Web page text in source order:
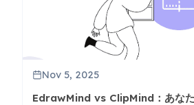
Nov 5, 2025
EdrawMind vs ClipMind：あな